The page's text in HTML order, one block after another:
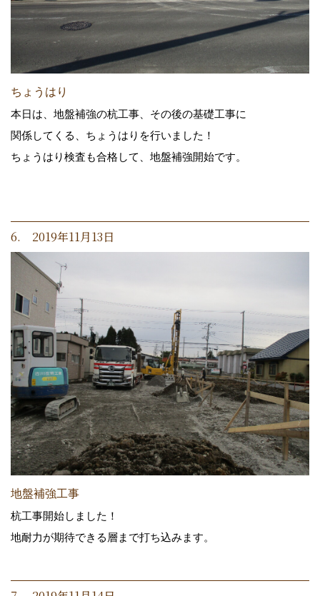
ちょうはり
本日は、地盤補強の杭工事、その後の基礎工事に
関係してくる、ちょうはりを行いました！
ちょうはり検査も合格して、地盤補強開始です。
6. 2019年11月13日
地盤補強工事
杭工事開始しました！
地耐力が期待できる層まで打ち込みます。